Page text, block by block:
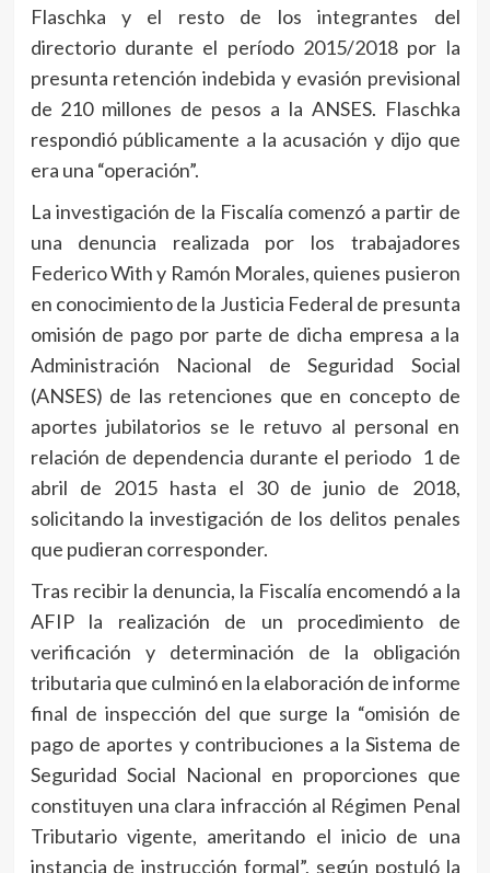
Flaschka y el resto de los integrantes del
directorio durante el período 2015/2018 por la
presunta retención indebida y evasión previsional
de 210 millones de pesos a la ANSES. Flaschka
respondió públicamente a la acusación y dijo que
era una “operación”.
La investigación de la Fiscalía comenzó a partir de
una denuncia realizada por los trabajadores
Federico With y Ramón Morales, quienes pusieron
en conocimiento de la Justicia Federal de presunta
omisión de pago por parte de dicha empresa a la
Administración Nacional de Seguridad Social
(ANSES) de las retenciones que en concepto de
aportes jubilatorios se le retuvo al personal en
relación de dependencia durante el periodo 1 de
abril de 2015 hasta el 30 de junio de 2018,
solicitando la investigación de los delitos penales
que pudieran corresponder.
Tras recibir la denuncia, la Fiscalía encomendó a la
AFIP la realización de un procedimiento de
verificación y determinación de la obligación
tributaria que culminó en la elaboración de informe
final de inspección del que surge la “omisión de
pago de aportes y contribuciones a la Sistema de
Seguridad Social Nacional en proporciones que
constituyen una clara infracción al Régimen Penal
Tributario vigente, ameritando el inicio de una
instancia de instrucción formal”, según postuló la